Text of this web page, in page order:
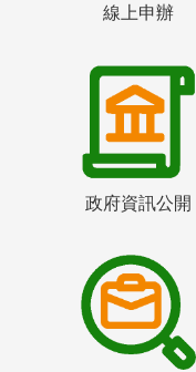
線上申辦
政府資訊公開